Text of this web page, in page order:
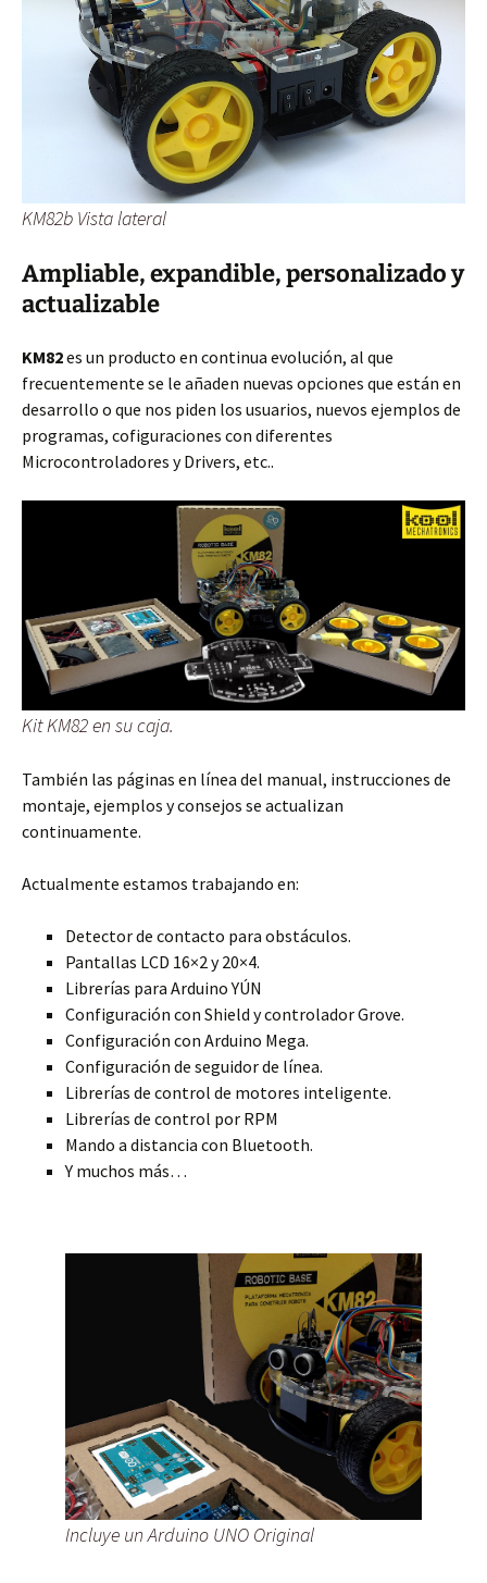
KM82b Vista lateral
Ampliable, expandible, personalizado y
actualizable
KM82es un producto en continua evolución, al que
frecuentemente se le añaden nuevas opciones que están en
desarrollo o que nos piden los usuarios, nuevos ejemplos de
programas, cofiguraciones con diferentes
Microcontroladores y Drivers, etc..
Kit KM82 en su caja.
También las páginas en línea del manual, instrucciones de
montaje, ejemplos y consejos se actualizan
continuamente.
Actualmente estamos trabajando en:
Detector de contacto para obstáculos.
Pantallas LCD 16×2 y 20×4.
Librerías para Arduino YÚN
Configuración con Shield y controlador Grove.
Configuración con Arduino Mega.
Configuración de seguidor de línea.
Librerías de control de motores inteligente.
Librerías de control por RPM
Mando a distancia con Bluetooth.
Y muchos más…
Incluye un Arduino UNO Original